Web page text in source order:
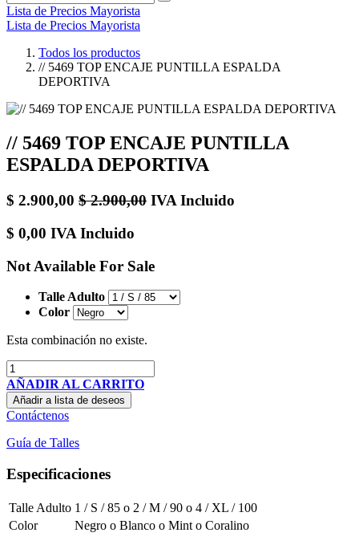
Lista de Precios Mayorista
Lista de Precios Mayorista
Todos los productos
// 5469 TOP ENCAJE PUNTILLA ESPALDA
DEPORTIVA
// 5469 TOP ENCAJE PUNTILLA
ESPALDA DEPORTIVA
$ 2.900,00 $2.900,00 IVA Incluido
$ 0,00 IVA Incluido
Not Available For Sale
Talle Adulto
Color
Esta combinación no existe.
AÑADIR AL CARRITO
Añadir a lista de deseos
Contáctenos
Guía de Talles
Especificaciones
Talle Adulto 1 / S / 85 o 2 / M / 90 o 4 / XL / 100
Color
Negro o Blanco o Mint o Coralino